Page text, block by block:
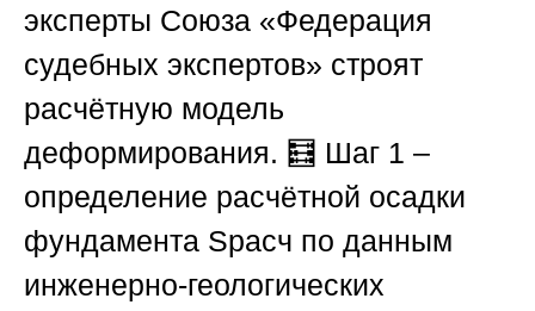
эксперты Союза «Федерация
судебных экспертов» строят
расчётную модель
деформирования. 🧮 Шаг 1 –
определение расчётной осадки
фундамента Sрасч по данным
инженерно-геологических